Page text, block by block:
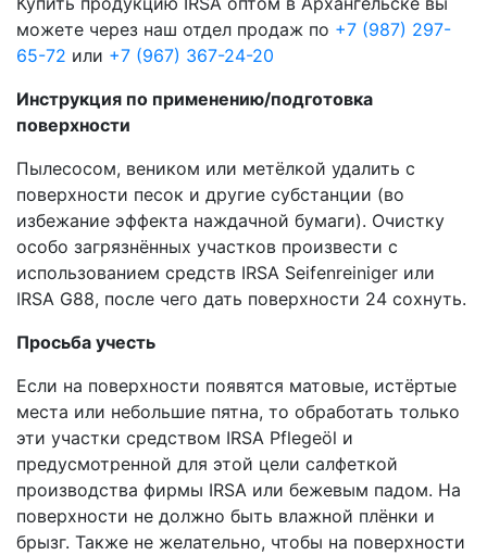
можете через наш отдел продаж по +7 (987) 297-
65-72 или +7 (967) 367-24-20
Инструкция по применению/подготовка
поверхности
Пылесосом, веником или метёлкой удалить с
поверхности песок и другие субстанции (во
избежание эффекта наждачной бумаги). Очистку
особо загрязнённых участков произвести с
использованием средств IRSA Seifenreiniger или
IRSA G88, после чего дать поверхности 24 сохнуть.
Просьба учесть
Если на поверхности появятся матовые, истёртые
места или небольшие пятна, то обработать только
эти участки средством IRSA Pflegeöl и
предусмотренной для этой цели салфеткой
производства фирмы IRSA или бежевым падом. На
поверхности не должно быть влажной плёнки и
брызг. Также не желательно, чтобы на поверхности